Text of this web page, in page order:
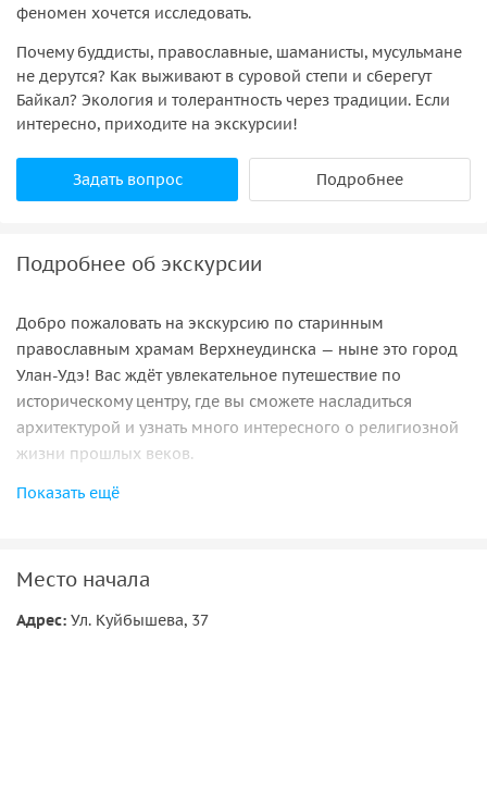
феномен хочется исследовать.
Почему буддисты, православные, шаманисты, мусульмане
не дерутся? Как выживают в суровой степи и сберегут
Байкал? Экология и толерантность через традиции. Если
интересно, приходите на экскурсии!
Задать вопрос Подробнее
Подробнее об экскурсии
Добро пожаловать на экскурсию по старинным
православным храмам Верхнеудинска — ныне это город
Улан-Удэ! Вас ждёт увлекательное путешествие по
историческому центру, где вы сможете насладиться
архитектурой и узнать много интересного о религиозной
жизни прошлых веков.
Мы посетим несколько храмов, каждый из которых имеет
на протяжении времени.
Первым пунктом нашей программы станет Свято-
Показать ещё
Место начала
Адрес: Ул. Куйбышева, 37